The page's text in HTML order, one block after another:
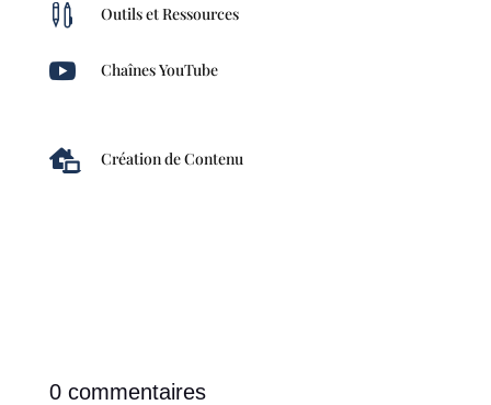
 Outils et Ressources
 Chaînes YouTube
 Création de Contenu
0 commentaires